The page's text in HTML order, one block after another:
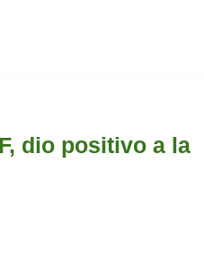
dio positivo a la